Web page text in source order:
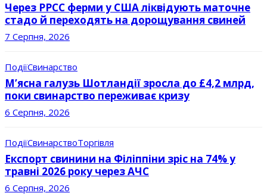
Через РРСС ферми у США ліквідують маточне
стадо й переходять на дорощування свиней
7 Серпня, 2026
ПодіїСвинарство
М’ясна галузь Шотландії зросла до £4,2 млрд,
поки свинарство переживає кризу
6 Серпня, 2026
ПодіїСвинарствоТоргівля
Експорт свинини на Філіппіни зріс на 74% у
травні 2026 року через АЧС
6 Серпня, 2026